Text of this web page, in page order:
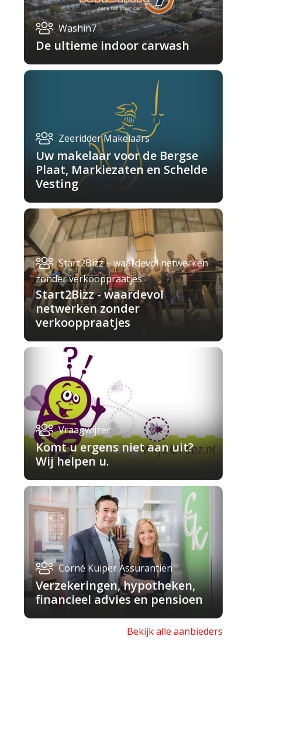
Washin7
De ultieme indoor carwash
Zeeridder Makelaars
Uw makelaar voor de Bergse
Plaat, Markiezaten en Schelde
Vesting
Start2Bizz – waardevol netwerken
zonder verkooppraatjes
Start2Bizz - waardevol
netwerken zonder
verkooppraatjes
Vraagwijzer
Komt u ergens niet aan uit?
Wij helpen u.
Corné Kuiper Assurantiën
Verzekeringen, hypotheken,
financieel advies en pensioen
Bekijk alle aanbieders